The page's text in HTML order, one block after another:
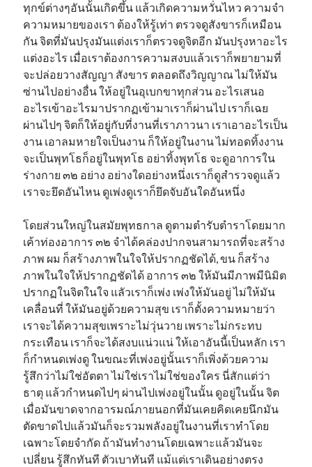
ทุกข์ต่างๆอันนั้นเกิดขึ้น แล้วเกิดความหวั่นไหว ความจำ
ความหมายของเรา ต้องให้รู้เท่า ตรวจดูสังขารก็เหมือน
กัน จิตที่มันปรุงมันแต่งเราก็ตรวจดูจิตอีก มันปรุงหาอะไร
แต่งอะไร เมื่อเราต้องการความสงบแล้วเราก็พยายามที่
จะปล่อยวางสัญญา สังขาร ตลอดถึงวิญญาณ ไม่ให้มัน
ซ่านไปอย่างอื่น ให้อยู่ในอุเบกขาทุกส่วน อะไรเสนอ
อะไรเข้าอะไรมาปรากฏเข้ามาเราก็ผ่านไป เราก็เฉย
ผ่านไปๆ จิตก็ให้อยู่กับที่งานที่เราภาวนา เราเอาอะไรเป็น
งาน เอาลมหายใจเป็นงาน ก็ให้อยู่ในงาน ไม่ทอดทิ้งงาน
จะเป็นพุทโธก็อยู่ในพุทโธ อย่าทิ้งพุทโธ จะดูอาการใน
ร่างกาย ๓๒ อย่าง อย่างใดอย่างหนึ่งเราก็ดูสำรวจดูแล้ว
เราจะยึดอันไหน ดูเพ่งดูเราก็ยึดจับอันใดอันหนึ่ง
โดยส่วนใหญ่ในสมัยพุทธกาล ดูตามตำรับตำราโดยมาก
เค้าท่องอาการ ๓๒ จำได้คล่องปากจนสามารถที่จะสร้าง
ภาพ ผม ก็สร้างภาพในใจให้ปรากฏชัดได้, ขน ก็สร้าง
ภาพในใจให้ปรากฏชัดได้ อาการ ๓๒ ให้มันมีภาพมีนิมิต
ปรากฏในจิตในใจ แลัวเราก็เพ่ง เพ่งให้มันอยู่ ไม่ให้มัน
เคลื่อนที่ ให้มันอยู่ด้วยความสุข เราก็ตั้งความหมายว่า
เราจะได้ความสุขเพราะไม่วุ่นวาย เพราะไม่กระทบ
กระเทือน เราก็จะได้สงบแน่วแน่ ให้เอาอันนี้เป็นหลัก เรา
ก็กำหนดเพ่งดู ในขณะที่เพ่งอยู่นั้นเราก็เพิ่งด้วยความ
รู้สึกว่าไม่ใช่อัตตา ไม่ใช่เราไม่ใช่ของใคร นี่สักแต่ว่า
ธาตุ แล้วกำหนดไปๆ ผ่านไปเพ่งอยู่ในนั้น ดูอยู่ในนั้น จิต
เมื่อมันขาดจากอารมณ์ภายนอกที่มันเคยคิดเคยนึกมัน
ตัดขาดไปแล้วมันก็จะรวมพลังอยู่ในงานที่เราทำโดย
เฉพาะโดยจำกัด ถ้ามันทำงานโดยเฉพาะแล้วมันจะ
เปลี่ยน รู้สึกทันที ตัวเบาทันที แม้แต่เราเดินอย่างตรง